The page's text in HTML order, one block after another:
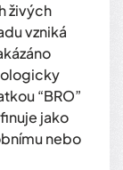
živých
vzniká
“BRO”
jako
nebo